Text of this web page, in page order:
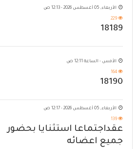
الأربعاء, 05 أغسطس 2026 - 12:13 ص
229
18189
الأمس - الساعة 12:11 ص
164
18190
الأربعاء, 05 أغسطس 2026 - 12:17 ص
139
عقداجتماعا استثنايا بحضور
جميع اعضائه